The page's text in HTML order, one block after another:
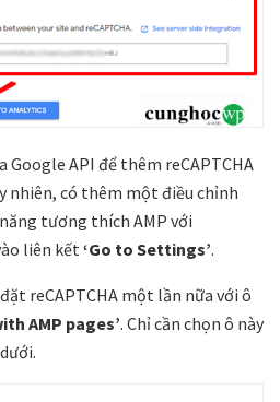
Google API để thêm reCAPTCHA
nhiên, có thêm một điều chỉnh
tương thích AMP với
liên kết‘Go to Settings’.
reCAPTCHA một lần nữa với ô
AMP pages’. Chỉ cần chọn ô này